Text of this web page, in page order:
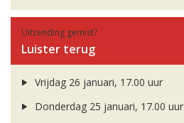
Uitzending gemist?
Luister terug
Vrijdag 26 januari, 17.00 uur
Donderdag 25 januari, 17.00 uur